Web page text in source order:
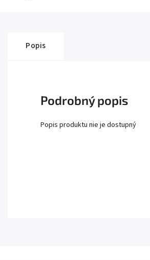
Popis
Podrobný popis
Popis produktu nie je dostupný